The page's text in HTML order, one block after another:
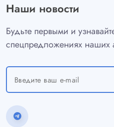
Наши новости
Будьте первыми и
спецпредложениях наших